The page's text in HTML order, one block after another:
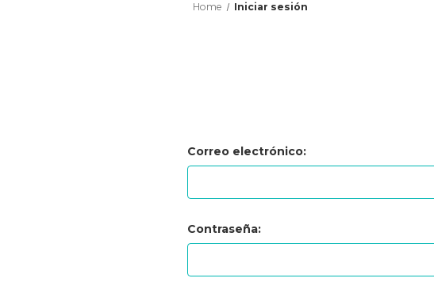
Home Iniciar sesión
Correo electrónico:
Contraseña: